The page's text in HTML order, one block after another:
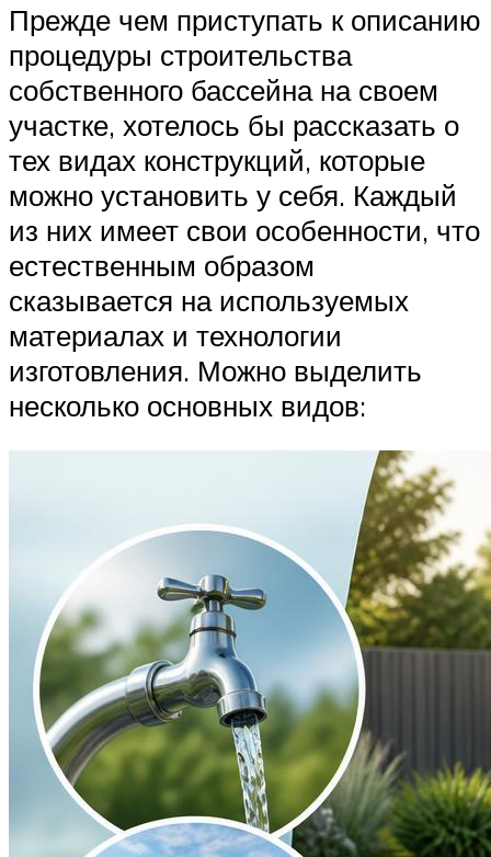
Прежде чем приступать к описанию
процедуры строительства
собственного бассейна на своем
участке, хотелось бы рассказать о
тех видах конструкций, которые
можно установить у себя. Каждый
из них имеет свои особенности, что
естественным образом
сказывается на используемых
материалах и технологии
изготовления. Можно выделить
несколько основных видов: